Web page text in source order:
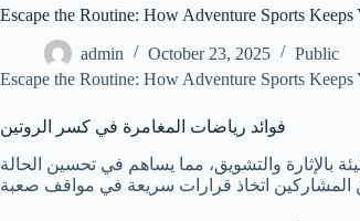
Escape the Routine: How Adventure Sports Keeps
admin October 23, 2025
Public
Escape the Routine: How Adventure Sports Keeps
فوائد رياضات المغامرة في كسر الروتين
بالإثارة والتشويق، مما يساهم في تحسين الحالة